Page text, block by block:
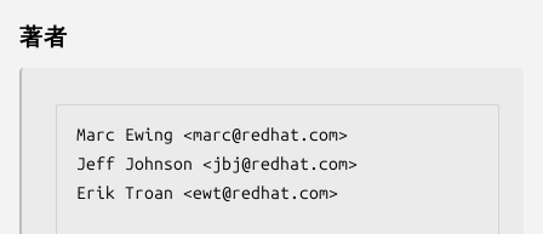
著者
Marc Ewing <marc@redhat.com>
Jeff Johnson <jbj@redhat.com>
Erik Troan <ewt@redhat.com>